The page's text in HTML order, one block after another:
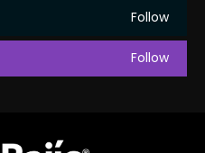
Follow
Follow